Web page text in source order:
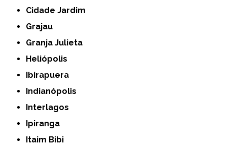
Cidade Jardim
Grajau
Granja Julieta
Heliópolis
Ibirapuera
Indianópolis
Interlagos
Ipiranga
Itaim Bibi